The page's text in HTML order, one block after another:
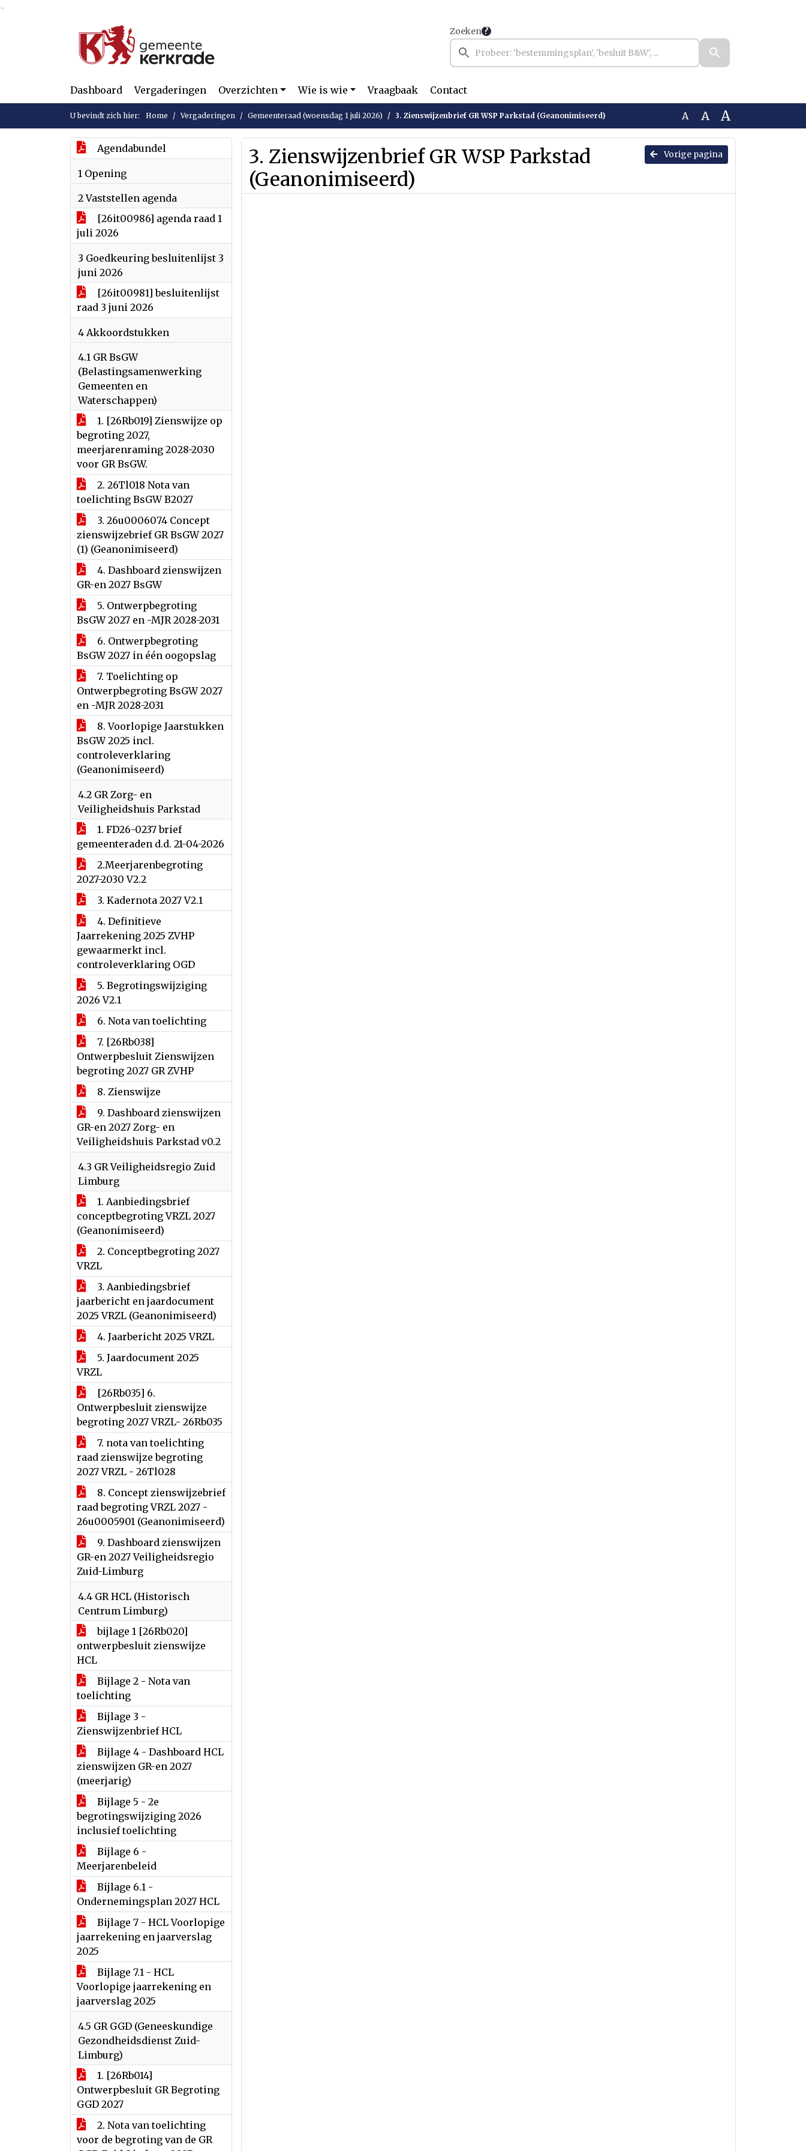
Zoeken
Dashboard Vergaderingen Overzichten Wie is wie Vraagbaak Contact
U bevindt zich hier: Home Vergaderingen Gemeenteraad (woensdag 1 juli 2026) 3. Zienswijzenbrief GR WSP Parkstad (Geanonimiseerd) A A A
Agendabundel
1 Opening
2 Vaststellen agenda
[26it00986] agenda raad 1
juli 2026
3 Goedkeuring besluitenlijst 3
juni 2026
[26it00981] besluitenlijst
raad 3 juni 2026
4 Akkoordstukken
4.1 GR BsGW
(Belastingsamenwerking
Gemeenten en
Waterschappen)
1. [26Rb019] Zienswijze op
begroting 2027,
meerjarenraming 2028-2030
voor GR BsGW.
2. 26Tl018 Nota van
toelichting BsGW B2027
3. 26u0006074 Concept
zienswijzebrief GR BsGW 2027
(1) (Geanonimiseerd)
4. Dashboard zienswijzen
GR-en 2027 BsGW
5. Ontwerpbegroting
BsGW 2027 en -MJR 2028-2031
6. Ontwerpbegroting
BsGW 2027 in één oogopslag
7. Toelichting op
Ontwerpbegroting BsGW 2027
en -MJR 2028-2031
8. Voorlopige Jaarstukken
BsGW 2025 incl.
controleverklaring
(Geanonimiseerd)
4.2 GR Zorg- en
Veiligheidshuis Parkstad
1. FD26-0237 brief
gemeenteraden d.d. 21-04-2026
2.Meerjarenbegroting
2027-2030 V2.2
3. Kadernota 2027 V2.1
4. Definitieve
Jaarrekening 2025 ZVHP
gewaarmerkt incl.
controleverklaring OGD
5. Begrotingswijziging
2026 V2.1
6. Nota van toelichting
7. [26Rb038]
Ontwerpbesluit Zienswijzen
begroting 2027 GR ZVHP
8. Zienswijze
9. Dashboard zienswijzen
GR-en 2027 Zorg- en
Veiligheidshuis Parkstad v0.2
4.3 GR Veiligheidsregio Zuid
Limburg
1. Aanbiedingsbrief
conceptbegroting VRZL 2027
(Geanonimiseerd)
2. Conceptbegroting 2027
VRZL
3. Aanbiedingsbrief
jaarbericht en jaardocument
2025 VRZL (Geanonimiseerd)
4. Jaarbericht 2025 VRZL
5. Jaardocument 2025
VRZL
[26Rb035] 6.
Ontwerpbesluit zienswijze
begroting 2027 VRZL- 26Rb035
7. nota van toelichting
raad zienswijze begroting
2027 VRZL - 26Tl028
8. Concept zienswijzebrief
raad begroting VRZL 2027 -
26u0005901 (Geanonimiseerd)
9. Dashboard zienswijzen
GR-en 2027 Veiligheidsregio
Zuid-Limburg
4.4 GR HCL (Historisch
Centrum Limburg)
bijlage 1 [26Rb020]
ontwerpbesluit zienswijze
HCL
Bijlage 2 - Nota van
toelichting
Bijlage 3 -
Zienswijzenbrief HCL
Bijlage 4 - Dashboard HCL
zienswijzen GR-en 2027
(meerjarig)
Bijlage 5 - 2e
begrotingswijziging 2026
inclusief toelichting
Bijlage 6 -
Meerjarenbeleid
Bijlage 6.1 -
Ondernemingsplan 2027 HCL
Bijlage 7 - HCL Voorlopige
jaarrekening en jaarverslag
2025
Bijlage 7.1 - HCL
Voorlopige jaarrekening en
jaarverslag 2025
4.5 GR GGD (Geneeskundige
Gezondheidsdienst Zuid-
Limburg)
1. [26Rb014]
Ontwerpbesluit GR Begroting
GGD 2027
2. Nota van toelichting
voor de begroting van de GR
Vorige pagina
3. Zienswijzenbrief GR WSP Parkstad
(Geanonimiseerd)